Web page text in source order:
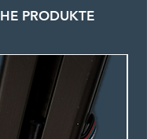
Plug- and Play-
nach
und
PRODUKTE